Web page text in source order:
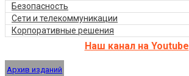
Безопасность
Сети и телекоммуникации
Корпоративные решения
Наш канал на Youtube
Архив изданий